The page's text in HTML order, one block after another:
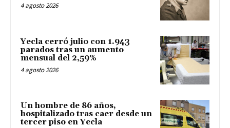
4 agosto 2026
Yecla cerró julio con 1.943
parados tras un aumento
mensual del 2,59%
4 agosto 2026
Un hombre de 86 años,
hospitalizado tras caer desde un
tercer piso en Yecla